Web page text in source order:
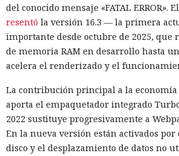
del conocido mensaje «FATAL ERROR».
resentó la versión 16.3 — la primera
importante desde octubre de 2025, que
de memoria RAM en desarrollo hasta
acelera el renderizado y el
La contribución principal a la
aporta el empaquetador integrado
2022 sustituye progresivamente a
En la nueva versión están activados por
disco y el desplazamiento de datos no